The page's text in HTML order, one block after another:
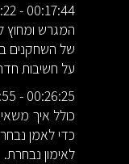
המגרש ומחוץ
של השחקנים
על חשיבות
כולל איך
כדי לאמן
לאימון נבחרת.